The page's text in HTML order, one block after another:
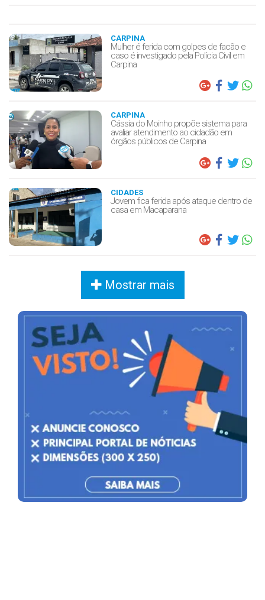
CARPINA
Mulher é ferida com golpes de facão e
caso é investigado pela Polícia Civil em
Carpina
CARPINA
Cássia do Moinho propõe sistema para
avaliar atendimento ao cidadão em
órgãos públicos de Carpina
CIDADES
Jovem fica ferida após ataque dentro de
casa em Macaparana
Mostrar mais